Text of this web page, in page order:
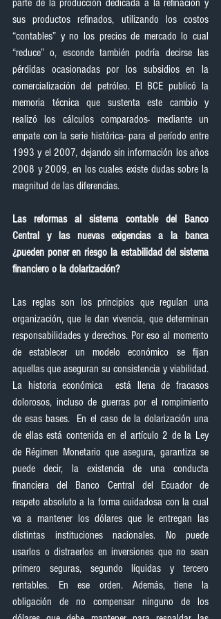
parte de la producción dedicada a la refinación y
sus productos refinados, utilizando los costos
“contables” y no los precios de mercado lo cual
“reduce” o, esconde también podría decirse las
pérdidas ocasionadas por los subsidios en la
comercialización del petróleo. El BCE publicó la
memoria técnica que sustenta este cambio y
realizó los cálculos comparados- mediante un
empate con la serie histórica- para el período entre
1993 y el 2007, dejando sin información los años
2008 y 2009, en los cuales existe dudas sobre la
magnitud de las diferencias.
Las reformas al sistema contable del Banco
Central y las nuevas exigencias a la banca
¿pueden poner en riesgo la estabilidad del sistema
financiero o la dolarización?
Las reglas son los principios que regulan una
organización, que le dan vivencia, que determinan
responsabilidades y derechos. Por eso al momento
de establecer un modelo económico se fijan
aquellas que aseguran su consistencia y viabilidad.
La historia económica  está llena de fracasos
dolorosos, incluso de guerras por el rompimiento
de esas bases.  En el caso de la dolarización una
de ellas está contenida en el artículo 2 de la Ley
de Régimen Monetario que asegura, garantiza se
puede decir, la existencia de una conducta
financiera del Banco Central del Ecuador de
respeto absoluto a la forma cuidadosa con la cual
va a mantener los dólares que le entregan las
distintas instituciones nacionales. No puede
usarlos o distraerlos en inversiones que no sean
primero seguras, segundo líquidas y tercero
rentables. En ese orden. Además, tiene la
obligación de no compensar ninguno de los